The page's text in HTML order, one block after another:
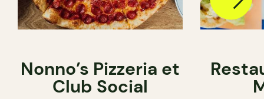
Nonno’s Pizzeria et
Club Social